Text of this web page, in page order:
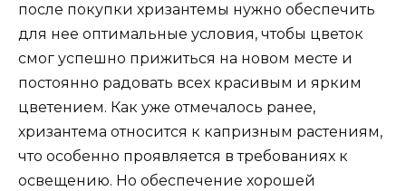
после покупки хризантемы нужно обеспечить
для нее оптимальные условия, чтобы цветок
смог успешно прижиться на новом месте и
постоянно радовать всех красивым и ярким
цветением. Как уже отмечалось ранее,
хризантема относится к капризным растениям,
что особенно проявляется в требованиях к
освещению. Но обеспечение хорошей